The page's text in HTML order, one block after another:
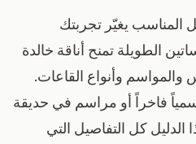
المناسب يغيّر تجربتك
الطويلة تمنح أناقة خالدة
وأنواع القاعات.
فاخراً أو مراسم في حديقة
كل التفاصيل التي